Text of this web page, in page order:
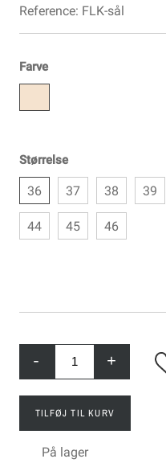
Reference: FLK-sål
Farve
Størrelse
36 37 38 39
44 45 46
- +
TILFØJ TIL KURV
På lager